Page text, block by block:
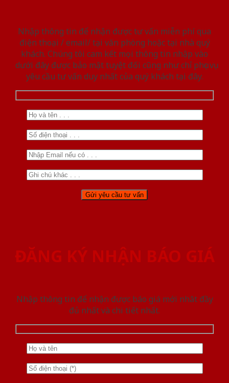
Nhập thông tin để nhận được tư vấn miễn phí qua
điện thoại / email/ tại văn phòng hoặc tại nhà quý
khách. Chúng tôi cam kết mọi thông tin nhập vào
dưới đây được bảo mật tuyệt đối cũng như chỉ phục vụ
yêu cầu tư vấn duy nhất của quý khách tại đây.
ĐĂNG KÝ NHẬN BÁO GIÁ
Nhập thông tin để nhận được báo giá mới nhât đầy
đủ nhất và chi tiết nhất.